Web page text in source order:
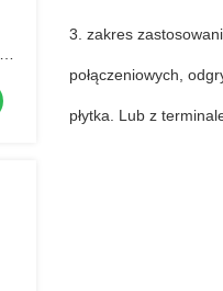
3. zakres
połączeniowych,
płytka. Lub z